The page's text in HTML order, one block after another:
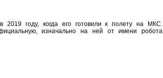
2019 году, когда его готовили к полету на МКС.
изначально на ней от имени робота